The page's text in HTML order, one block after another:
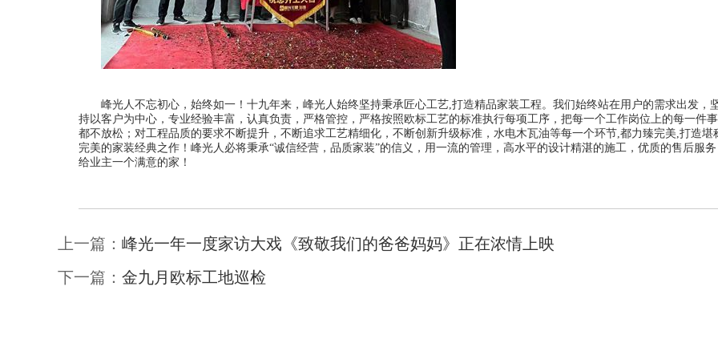
峰光人不忘初心，始终如一！十九年来，峰光人始终坚持秉承匠心工艺,打造精品家装工程。我们始终站在用户的需求出发，
持以客户为中心，专业经验丰富，认真负责，严格管控，严格按照欧标工艺的标准执行每项工序，把每一个工作岗位上的每一件事
都不放松；对工程品质的要求不断提升，不断追求工艺精细化，不断创新升级标准，水电木瓦油等每一个环节,都力臻完美,打造堪
完美的家装经典之作！峰光人必将秉承“诚信经营，品质家装”的信义，用一流的管理，高水平的设计精湛的施工，优质的售后服务
给业主一个满意的家！
上一篇： 峰光一年一度家访大戏《致敬我们的爸爸妈妈》正在浓情上映
下一篇： 金九月欧标工地巡检